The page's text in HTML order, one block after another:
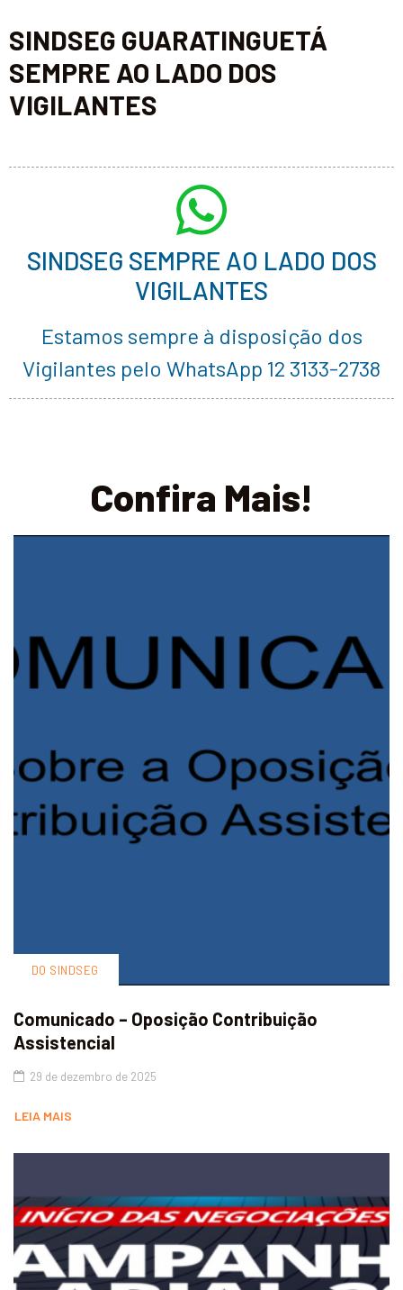
SINDSEG GUARATINGUETÁ
SEMPRE AO LADO DOS
VIGILANTES
SINDSEG SEMPRE AO LADO DOS
VIGILANTES
Estamos sempre à disposição dos
Vigilantes pelo WhatsApp 12 3133-2738
Confira Mais!
DO SINDSEG
Comunicado – Oposição Contribuição
Assistencial
29 de dezembro de 2025
LEIA MAIS